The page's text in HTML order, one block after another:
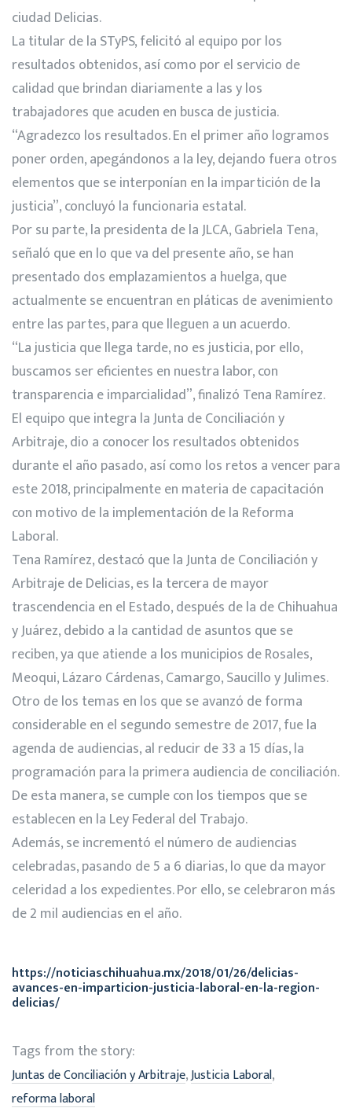
ciudad Delicias.
La titular de la STyPS, felicitó al equipo por los
resultados obtenidos, así como por el servicio de
calidad que brindan diariamente a las y los
trabajadores que acuden en busca de justicia.
“Agradezco los resultados. En el primer año logramos
poner orden, apegándonos a la ley, dejando fuera otros
elementos que se interponían en la impartición de la
justicia”, concluyó la funcionaria estatal.
Por su parte, la presidenta de la JLCA, Gabriela Tena,
señaló que en lo que va del presente año, se han
presentado dos emplazamientos a huelga, que
actualmente se encuentran en pláticas de avenimiento
entre las partes, para que lleguen a un acuerdo.
“La justicia que llega tarde, no es justicia, por ello,
buscamos ser eficientes en nuestra labor, con
transparencia e imparcialidad”, finalizó Tena Ramírez.
El equipo que integra la Junta de Conciliación y
Arbitraje, dio a conocer los resultados obtenidos
durante el año pasado, así como los retos a vencer para
este 2018, principalmente en materia de capacitación
con motivo de la implementación de la Reforma
Laboral.
Tena Ramírez, destacó que la Junta de Conciliación y
Arbitraje de Delicias, es la tercera de mayor
trascendencia en el Estado, después de la de Chihuahua
y Juárez, debido a la cantidad de asuntos que se
reciben, ya que atiende a los municipios de Rosales,
Meoqui, Lázaro Cárdenas, Camargo, Saucillo y Julimes.
Otro de los temas en los que se avanzó de forma
considerable en el segundo semestre de 2017, fue la
agenda de audiencias, al reducir de 33 a 15 días, la
programación para la primera audiencia de conciliación.
De esta manera, se cumple con los tiempos que se
establecen en la Ley Federal del Trabajo.
Además, se incrementó el número de audiencias
celebradas, pasando de 5 a 6 diarias, lo que da mayor
celeridad a los expedientes. Por ello, se celebraron más
de 2 mil audiencias en el año.
https://noticiaschihuahua.mx/2018/01/26/delicias-
avances-en-imparticion-justicia-laboral-en-la-region-
delicias/
Tags from the story:
Juntas de Conciliación y Arbitraje,Justicia Laboral,
reforma laboral